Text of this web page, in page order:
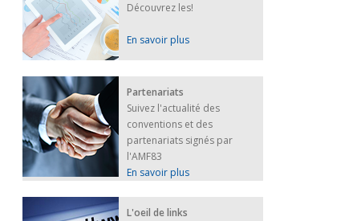
Découvrez les!
En savoir plus
Partenariats
Suivez l'actualité des
conventions et des
partenariats signés par
l'AMF83
En savoir plus
L'oeil de links